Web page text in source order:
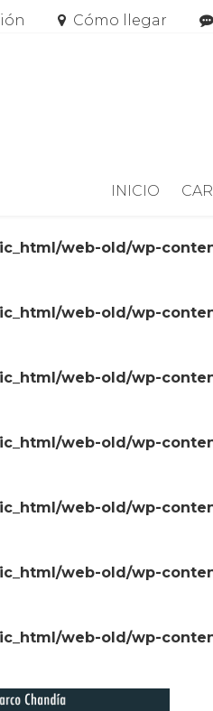
Cómo llegar
INICIO
web-old/wp-
web-old/wp-
web-old/wp-
web-old/wp-
web-old/wp-
web-old/wp-
web-old/wp-